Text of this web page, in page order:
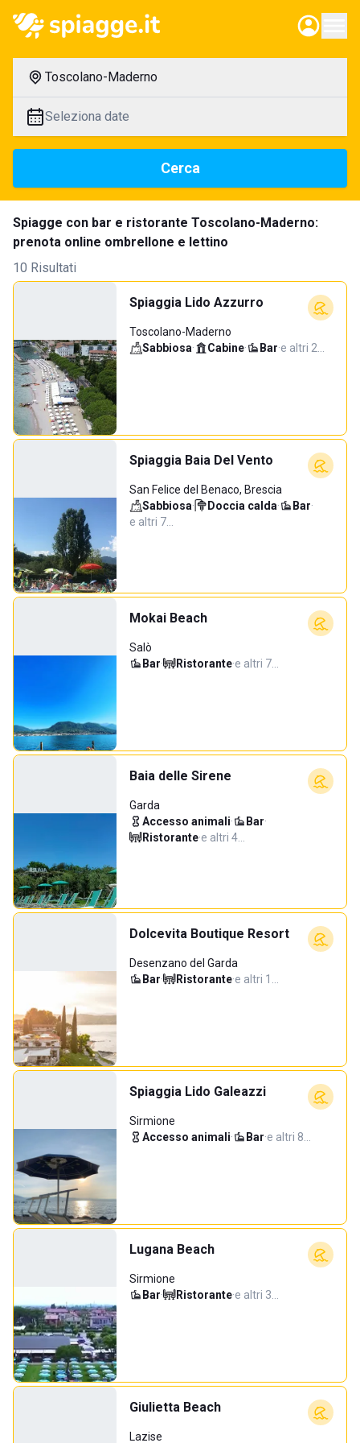
Toscolano-Maderno
Seleziona date
Cerca
Spiagge con bar e ristorante Toscolano-Maderno:
prenota online ombrellone e lettino
10 Risultati
Spiaggia Lido Azzurro
Toscolano-Maderno
Sabbiosa· Cabine· Bar·e altri 2…
Spiaggia Baia Del Vento
San Felice del Benaco, Brescia
Sabbiosa· Doccia calda· Bar·
e altri 7…
Mokai Beach
Salò
Bar· Ristorante·e altri 7…
Baia delle Sirene
Garda
Accesso animali· Bar·
Ristorante·e altri 4…
Dolcevita Boutique Resort
Desenzano del Garda
Bar· Ristorante·e altri 1…
Spiaggia Lido Galeazzi
Sirmione
Accesso animali· Bar·e altri 8…
Lugana Beach
Sirmione
Bar· Ristorante·e altri 3…
Giulietta Beach
Lazise